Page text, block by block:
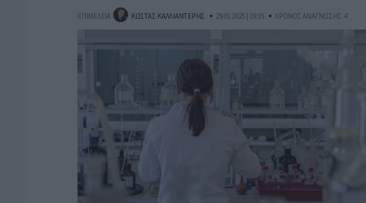
ΕΠΙΜΕΛΕΙΑ ΚΩΣΤΑΣ ΚΑΛΛΙΑΝΤΕΡΗΣ 29.01.2025 | 19:35 ΧΡΟΝΟΣ ΑΝΑΓΝΩΣΗΣ 4 '